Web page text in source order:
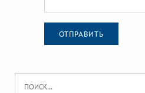
ОТПРАВИТЬ